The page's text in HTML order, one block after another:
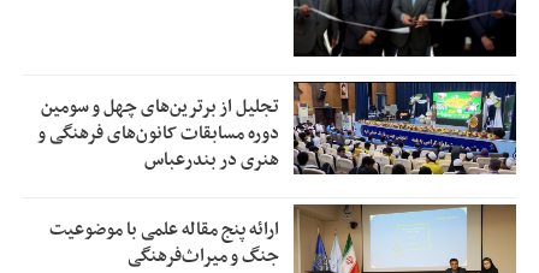
تجلیل از بر‌ترین‌های چهل و سومین
دوره مسابقات کانون‌های فرهنگی و
هنری در بندرعباس
ارائه پنج مقاله علمی با موضوعیت
جنگ و میراث‌فرهنگی